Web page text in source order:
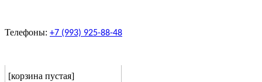
Телефоны: +7 (993) 925-88-48
[корзина пустая]